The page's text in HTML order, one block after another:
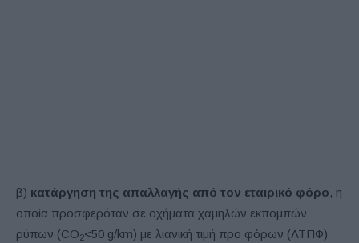
β) κατάργηση της απαλλαγής από τον εταιρικό φόρο, η
οποία προσφερόταν σε οχήματα χαμηλών εκπομπών
ρύπων (CO2<50 g/km) με λιανική τιμή προ φόρων (ΛΤΠΦ)